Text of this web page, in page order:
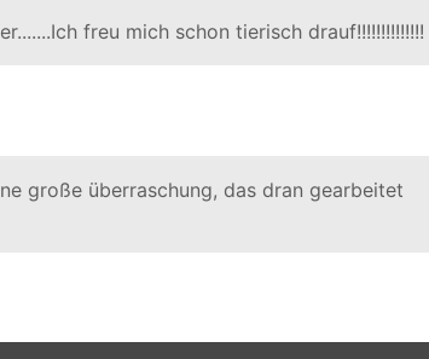
freu mich schon tierisch drauf!!!!!!!!!!!!!!
große überraschung, das dran gearbeitet